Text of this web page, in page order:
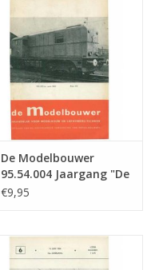
De Modelbouwer
95.54.004 Jaargang "De
Modelbouwer" Editie :
€9,95